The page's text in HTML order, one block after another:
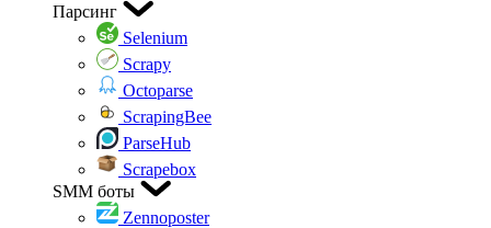
Парсинг
Selenium
Scrapy
Octoparse
ScrapingBee
ParseHub
Scrapebox
SMM боты
Zennoposter